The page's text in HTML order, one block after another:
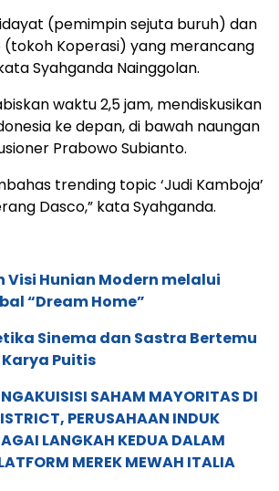
(pemimpin sejuta buruh) dan
(tokoh Koperasi) yang merancang
Syahganda Nainggolan.
waktu 2,5 jam, mendiskusikan
ke depan, di bawah naungan
Prabowo Subianto.
trending topic ‘Judi Kamboja’
Dasco,” kata Syahganda.
Visi Hunian Modern melalui
“Dream Home”
Sinema dan Sastra Bertemu
Puitis
SAHAM MAYORITAS DI
PERUSAHAAN INDUK
LANGKAH KEDUA DALAM
MEREK MEWAH ITALIA